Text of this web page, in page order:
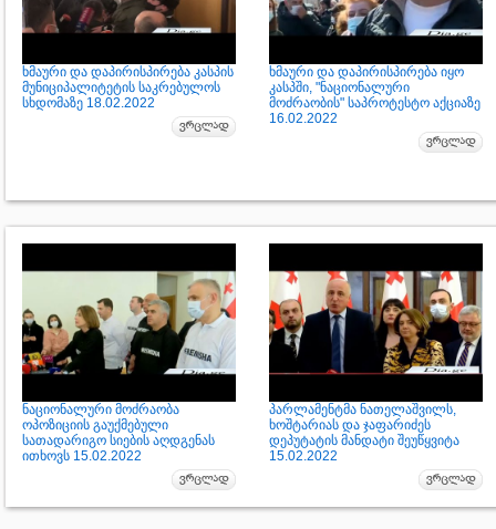
ხმაური და დაპირისპირება კასპის
მუნიციპალიტეტის საკრებულოს
სხდომაზე 18.02.2022
ხმაური და დაპირისპირება იყო
კასპში, "ნაციონალური
მოძრაობის" საპროტესტო აქციაზე
16.02.2022
ნაციონალური მოძრაობა
ოპოზიციის გაუქმებული
სათადარიგო სიების აღდგენას
ითხოვს 15.02.2022
პარლამენტმა ნათელაშვილს,
ხოშტარიას და ჯაფარიძეს
დეპუტატის მანდატი შეუწყვიტა
15.02.2022